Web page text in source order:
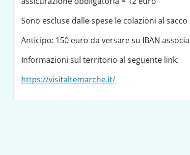
Sono escluse dalle spese le colazioni al
Anticipo: 150 euro da versare su IBAN
Informazioni sul territorio al seguente link:
https://visitaltemarche.it/